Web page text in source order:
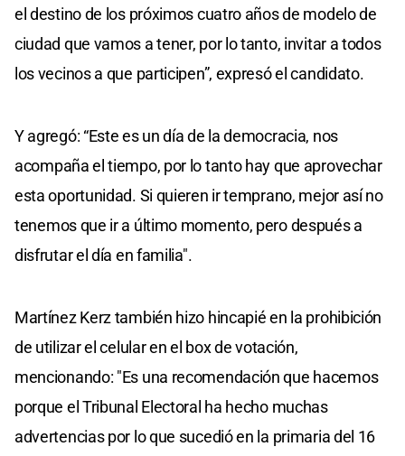
el destino de los próximos cuatro años de modelo de
ciudad que vamos a tener, por lo tanto, invitar a todos
los vecinos a que participen”, expresó el candidato.
Y agregó: “Este es un día de la democracia, nos
acompaña el tiempo, por lo tanto hay que aprovechar
esta oportunidad. Si quieren ir temprano, mejor así no
tenemos que ir a último momento, pero después a
disfrutar el día en familia".
Martínez Kerz también hizo hincapié en la prohibición
de utilizar el celular en el box de votación,
mencionando: "Es una recomendación que hacemos
porque el Tribunal Electoral ha hecho muchas
advertencias por lo que sucedió en la primaria del 16